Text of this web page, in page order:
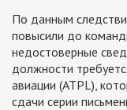
По данным
повысили до
недостоверные
должности
авиации (ATPL),
сдачи серии